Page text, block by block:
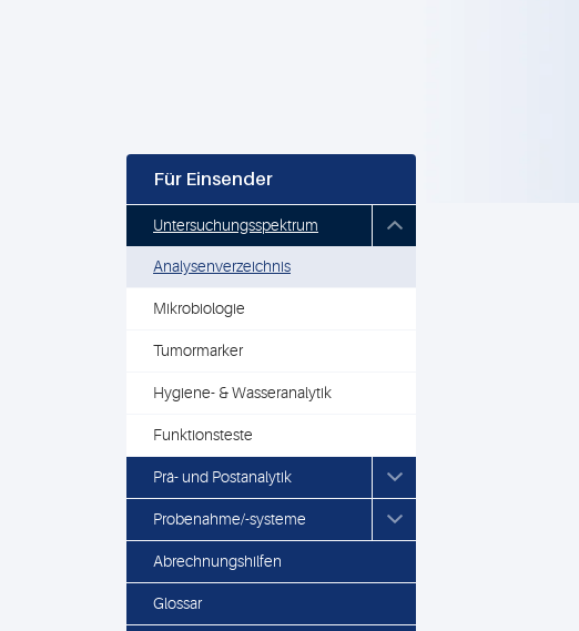
Für Einsender
Untersuchungsspektrum
Analysenverzeichnis
Mikrobiologie
Tumormarker
Hygiene- & Wasseranalytik
Funktionsteste
Prä- und Postanalytik
Probenahme/-systeme
Abrechnungshilfen
Glossar